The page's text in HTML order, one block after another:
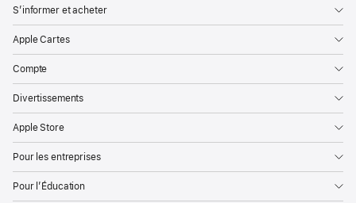
S’informer et acheter
Apple Cartes
Compte
Divertissements
Apple Store
Pour les entreprises
Pour l’Éducation